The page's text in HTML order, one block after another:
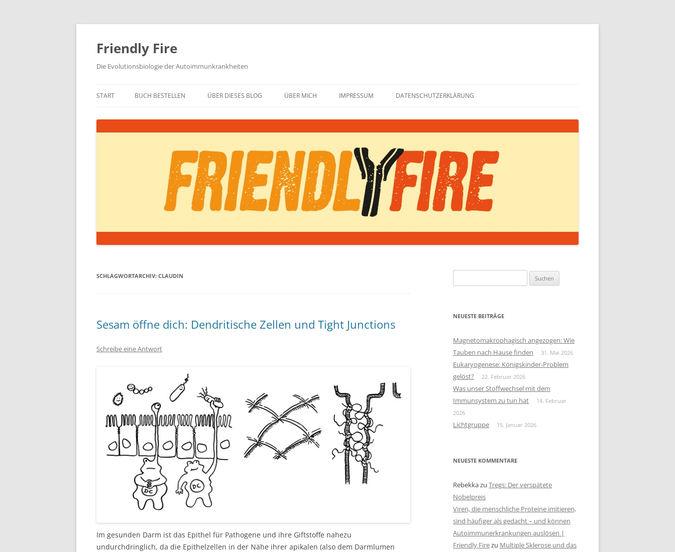
Zum
springen
Friendly Fire
Die Evolutionsbiologie der Autoimmunkrankheiten
START BUCH BESTELLEN ÜBER DIESES BLOG ÜBER MICH IMPRESSUM DATENSCHUTZERKLÄRUNG
SCHLAGWORTARCHIV: CLAUDIN
Sesam öffne dich: Dendritische Zellen und Tight Junctions
Schreibe eine Antwort
Im gesunden Darm ist das Epithel für Pathogene und ihre Giftstoffe nahezu
undurchdringlich, da die Epithelzellen in der Nähe ihrer apikalen (also dem Darmlumen
nach:
NEUESTE BEITRÄGE
Magnetomakrophagisch angezogen: Wie
Tauben nach Hause finden
31. Mai 2026
Eukaryogenese: Königskinder-Problem
gelöst?
22. Februar 2026
Was unser Stoffwechsel mit dem
Immunsystem zu tun hat
14. Februar
2026
Lichtgruppe 15. Januar 2026
NEUESTE KOMMENTARE
Rebekkazu Tregs: Der verspätete
Nobelpreis
Viren, die menschliche Proteine imitieren,
sind häufiger als gedacht – und können
Autoimmunerkrankungen auslösen |
Friendly Firezu Multiple Sklerose und das